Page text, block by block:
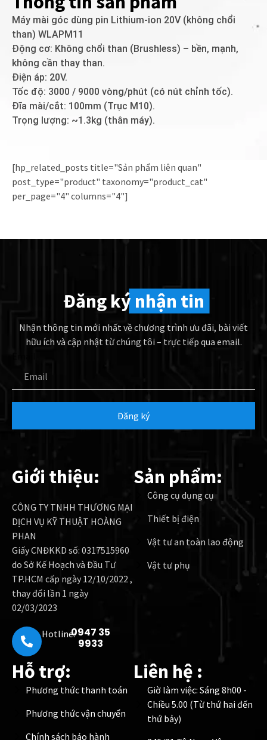
Máy mài góc dùng pin Lithium-ion 20V (không chổi
than) WLAPM11
Động cơ: Không chổi than (Brushless) – bền, mạnh,
không cần thay than.
Điện áp: 20V.
Tốc độ: 3000 / 9000 vòng/phút (có nút chỉnh tốc).
Đĩa mài/cắt: 100mm (Trục M10).
Trọng lượng: ~1.3kg (thân máy).
[hp_related_posts title="Sản phẩm liên quan"
post_type="product" taxonomy="product_cat"
per_page="4" columns="4"]
Đăng ký nhận tin
Nhận thông tin mới nhất về chương trình ưu đãi, bài viết
hữu ích và cập nhật từ chúng tôi – trực tiếp qua email.
Đăng ký
Giới thiệu:
CÔNG TY TNHH THƯƠNG MẠI
DỊCH VỤ KỸ THUẬT HOÀNG
PHAN
Giấy CNĐKKD số: 0317515960
do Sở Kế Hoạch và Đầu Tư
TP.HCM cấp ngày 12/10/2022 ,
thay đổi lần 1 ngày
02/03/2023
Hotline:0947 35
9933
Sản phẩm:
Công cụ dụng cụ
Thiết bị điện
Vật tư an toàn lao động
Vật tư phụ
Hỗ trợ:
Phương thức thanh toán
Phương thức vận chuyển
Chính sách bảo hành
Liên hệ :
Giờ làm việc: Sáng 8h00 -
Chiều 5.00 (Từ thứ hai đến
thứ bảy)